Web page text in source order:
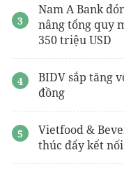
Nam A Bank
nâng tổng quy
350 triệu USD
BIDV sắp tăng
đồng
Vietfood &
thúc đẩy kết